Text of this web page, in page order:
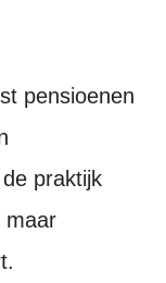
pensioenen
praktijk
maar